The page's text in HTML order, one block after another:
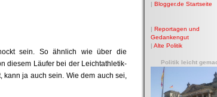
sein. So ähnlich wie über die
diesem Läufer bei der Leichtathletik-
kann ja auch sein. Wie dem auch sei,
| Blogger.de Startseite
| Reportagen und
Gedankengut
| Alte Politik
Politik leicht